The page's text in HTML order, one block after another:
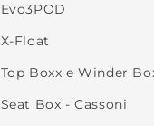
Evo3POD
X-Float
Top Boxx e Winder
Seat Box - Cassoni